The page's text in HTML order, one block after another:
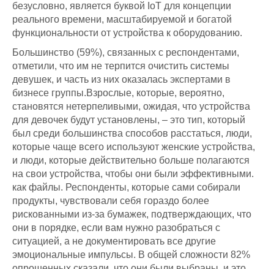
безусловно, является буквой IoT для концепции
реального времени, масштабируемой и богатой
функциональности от устройства к оборудованию.
Большинство (59%), связанных с респондентами,
отметили, что им не терпится очистить системы
девушек, и часть из них оказалась экспертами в
бизнесе группы.Взрослые, которые, вероятно,
становятся нетерпеливыми, ожидая, что устройства
для девочек будут установлены, – это тип, который
был среди большинства способов расстаться, люди,
которые чаще всего используют женские устройства,
и люди, которые действительно больше полагаются
на свои устройства, чтобы они были эффективными.
как файлы. Респонденты, которые сами собирали
продукты, чувствовали себя гораздо более
рискованными из-за бумажек, подтверждающих, что
они в порядке, если вам нужно разобраться с
ситуацией, а не документировать все другие
эмоциональные импульсы. В общей сложности 82%